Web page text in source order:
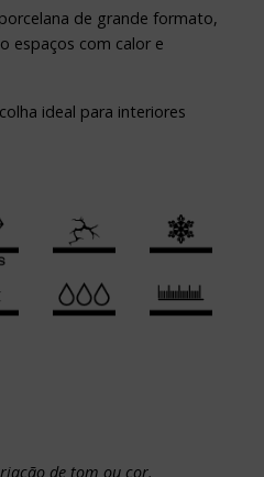
de grande formato,
espaços com calor e
ideal para interiores
de tom ou cor.